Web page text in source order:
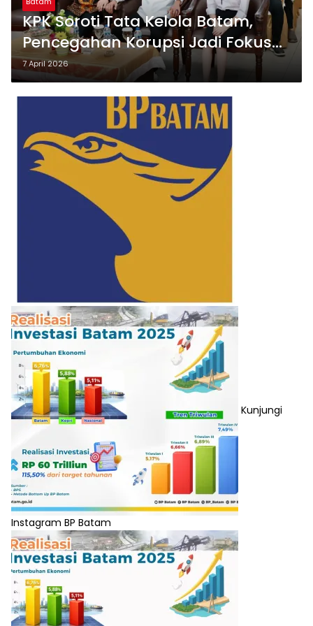
KPK Soroti Tata Kelola Batam,
Pencegahan Korupsi Jadi Fokus
Utama
7 April 2026
Kunjungi
Instagram BP Batam